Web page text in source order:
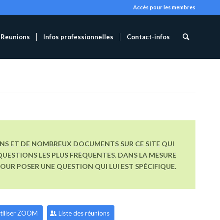
Accès pour les membres
Reunions Infos professionnelles Contact-infos
ET DE NOMBREUX DOCUMENTS SUR CE SITE QUI
LES PLUS FRÉQUENTES. DANS LA MESURE
POSER UNE QUESTION QUI LUI EST SPÉCIFIQUE.
ZOOM Liste des réunions